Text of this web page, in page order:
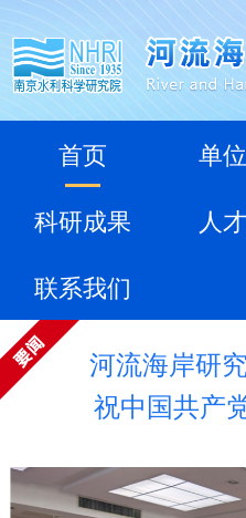
首页 单
科研成果
人
联系我们
河流海岸研
祝中国共产